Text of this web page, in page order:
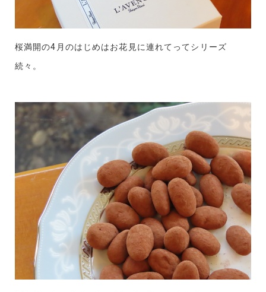
桜満開の4月のはじめはお花見に連れてってシリーズ
続々。